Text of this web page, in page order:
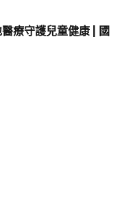
療守護兒童健康 | 國